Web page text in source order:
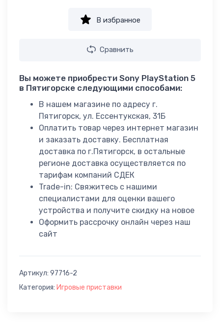
В избранное
Сравнить
Вы можете приобрести Sony PlayStation 5
в Пятигорске следующими способами:
В нашем магазине по адресу г.
Пятигорск, ул. Ессентукская, 31Б
Оплатить товар через интернет магазин
и заказать доставку. Бесплатная
доставка по г.Пятигорск, в остальные
регионе доставка осуществляется по
тарифам компаний СДЕК
Trade-in: Свяжитесь с нашими
специалистами для оценки вашего
устройства и получите скидку на новое
Оформить рассрочку онлайн через наш
сайт
Артикул: 97716-2
Категория: Игровые приставки